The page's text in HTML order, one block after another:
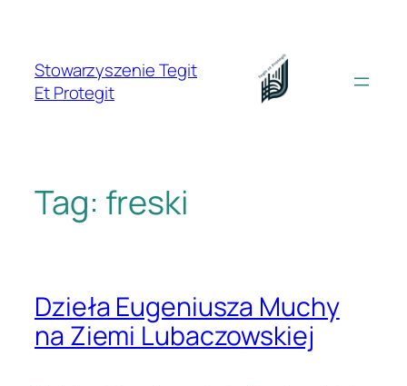
treściStowarzyszenie Tegit
Et Protegit
Tag: freski
Dzieła Eugeniusza Muchy
na Ziemi Lubaczowskiej